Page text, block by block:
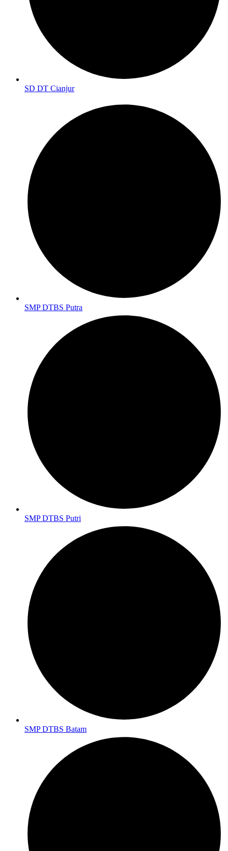
SD DT Cianjur
SMP DTBS Putra
SMP DTBS Putri
SMP DTBS Batam